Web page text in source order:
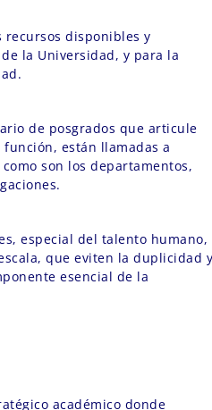
disponibles y
la Universidad, y para la
de posgrados que articule
están llamadas a
son los departamentos,
especial del talento humano,
que eviten la duplicidad y
esencial de la
académico donde